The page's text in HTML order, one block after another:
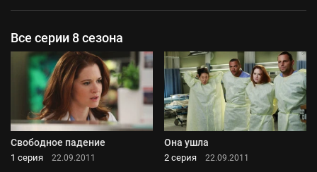
Все серии 8 сезона
Свободное падение
1 серия 22.09.2011
Она ушла
2 серия 22.09.2011